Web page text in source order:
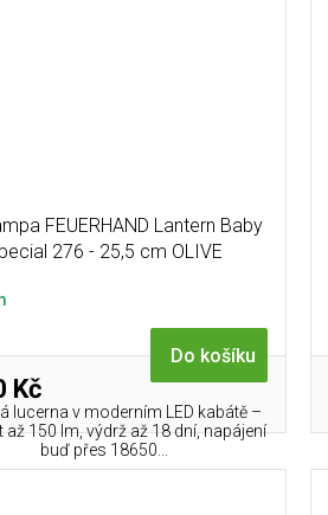
FEUERHAND Lantern Baby
276 - 25,5 cm OLIVE
Kč
Do košíku
lucerna v moderním LED kabátě –
150 lm, výdrž až 18 dní, napájení
buď přes 18650...